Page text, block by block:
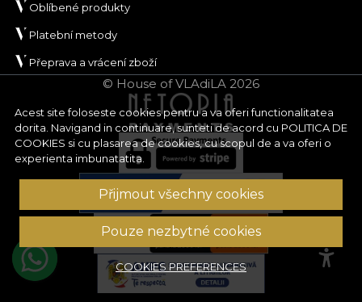
Acest site foloseste cookies pentru a va oferi functionalitatea
dorita. Navigand in continuare, sunteti de acord cu POLITICA DE
COOKIES si cu plasarea de cookies, cu scopul de a va oferi o
experienta imbunatatita.
Přijmout všechny cookies
Pouze nezbytné cookies
COOKIES PREFERENCES
Oblíbené produkty
Platební metody
Přeprava a vrácení zboží
© House of VLAdiLA 2026